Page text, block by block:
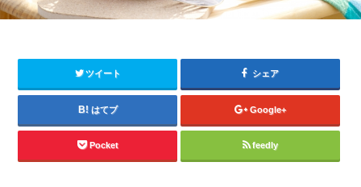
ツイート シェア
はてブ Google+
Pocket feedly